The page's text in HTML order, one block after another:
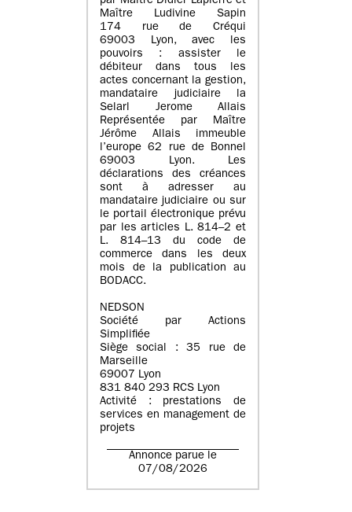
Maître Ludivine Sapin
174 rue de Créqui
69003 Lyon, avec les
pouvoirs : assister le
débiteur dans tous les
actes concernant la gestion,
mandataire judiciaire la
Selarl Jerome Allais
Représentée par Maître
Jérôme Allais immeuble
l’europe 62 rue de Bonnel
69003 Lyon. Les
déclarations des créances
sont à adresser au
mandataire judiciaire ou sur
le portail électronique prévu
par les articles L. 814–2 et
L. 814–13 du code de
commerce dans les deux
mois de la publication au
BODACC.
NEDSON
Société par Actions
Simplifiée
Siège social : 35 rue de
Marseille
69007 Lyon
831 840 293 RCS Lyon
Activité : prestations de
services en management de
projets
Annonce parue le
07/08/2026